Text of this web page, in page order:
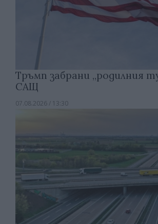
Тръмп забрани „родилния
САЩ
07.08.2026 / 13:30